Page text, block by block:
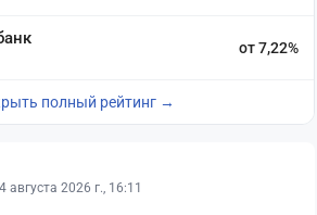
от 7,22%
полный рейтинг →
4 августа 2026 г., 16:11